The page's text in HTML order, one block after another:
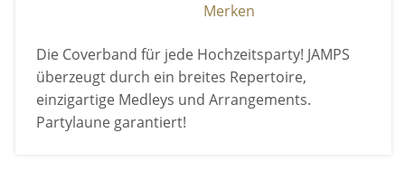
Merken
Die Coverband für jede Hochzeitsparty! JAMPS
überzeugt durch ein breites Repertoire,
einzigartige Medleys und Arrangements.
Partylaune garantiert!